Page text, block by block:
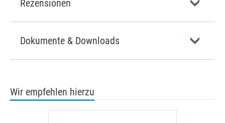
Rezensionen
Dokumente & Downloads
Wir empfehlen hierzu